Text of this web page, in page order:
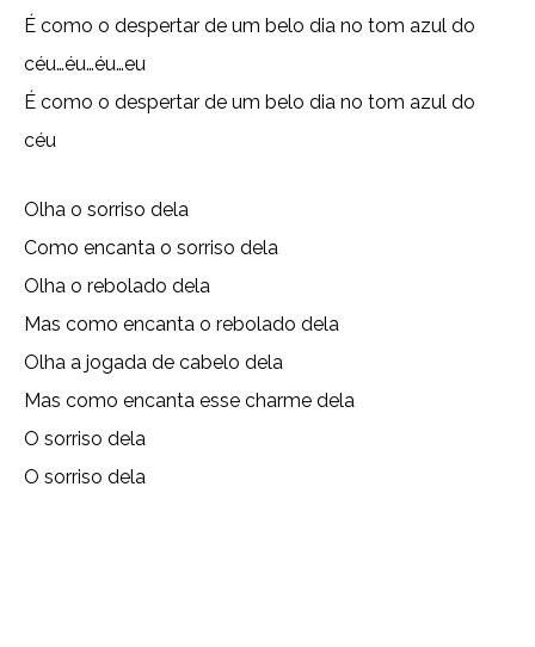
É como o despertar de um belo dia no tom azul do
céu…éu…éu…eu
É como o despertar de um belo dia no tom azul do
céu
Olha o sorriso dela
Como encanta o sorriso dela
Olha o rebolado dela
Mas como encanta o rebolado dela
Olha a jogada de cabelo dela
Mas como encanta esse charme dela
O sorriso dela
O sorriso dela